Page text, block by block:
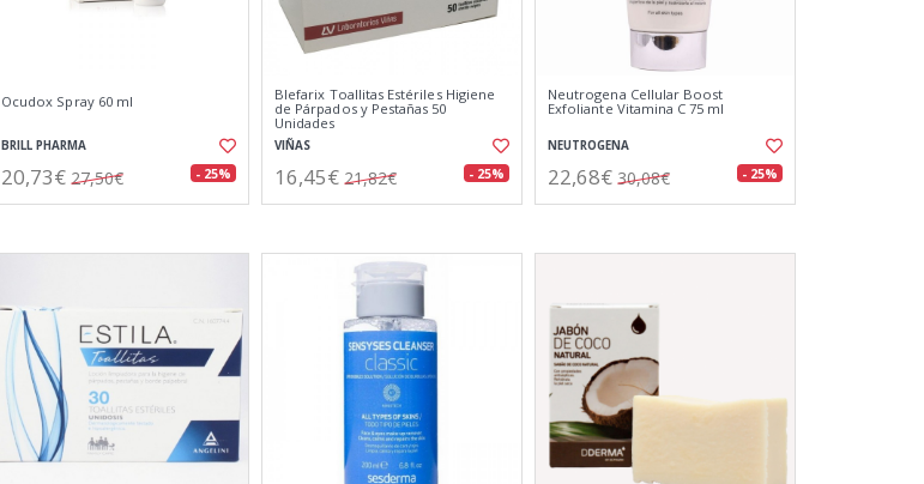
Ocudox Spray 60 ml
BRILL PHARMA
20,73€ 27,50€ - 25%
Blefarix Toallitas Estériles Higiene
de Párpados y Pestañas 50
Unidades
VIÑAS
16,45€ 21,82€ - 25%
Neutrogena Cellular Boost
Exfoliante Vitamina C 75 ml
NEUTROGENA
22,68€ 30,08€ - 25%